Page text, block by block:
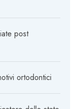
post
ortodontici